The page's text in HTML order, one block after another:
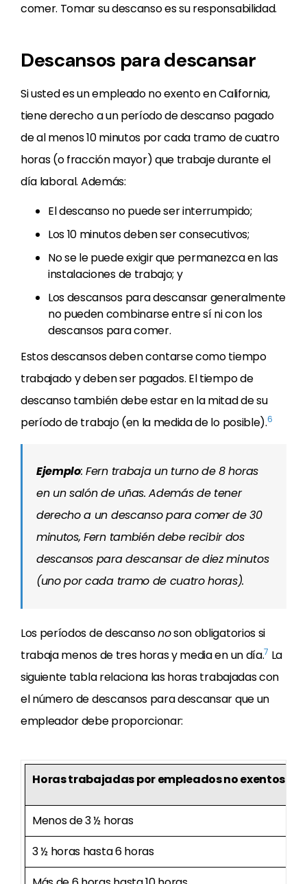
comer. Tomar su descanso es su responsabilidad.
Descansos para descansar
Si usted es un empleado no exento en California,
tiene derecho a un período de descanso pagado
de al menos 10 minutos por cada tramo de cuatro
horas (o fracción mayor) que trabaje durante el
día laboral. Además:
El descanso no puede ser interrumpido;
Los 10 minutos deben ser consecutivos;
No se le puede exigir que permanezca en las
instalaciones de trabajo; y
Los descansos para descansar generalmente
no pueden combinarse entre sí ni con los
descansos para comer.
Estos descansos deben contarse como tiempo
trabajado y deben ser pagados. El tiempo de
descanso también debe estar en la mitad de su
período de trabajo (en la medida de lo posible).6
Ejemplo: Fern trabaja un turno de 8 horas
en un salón de uñas. Además de tener
derecho a un descanso para comer de 30
minutos, Fern también debe recibir dos
descansos para descansar de diez minutos
(uno por cada tramo de cuatro horas).
Los períodos de descansonoson obligatorios si
trabaja menos de tres horas y media en un día.7 La
siguiente tabla relaciona las horas trabajadas con
el número de descansos para descansar que un
empleador debe proporcionar:
Horas trabajadas por empleados no exentos
Menos de 3 ½ horas
3 ½ horas hasta 6 horas